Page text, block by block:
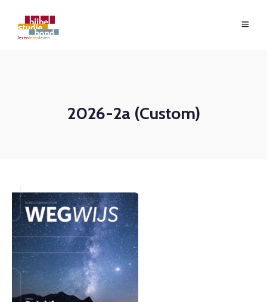
2026-2a (Custom)